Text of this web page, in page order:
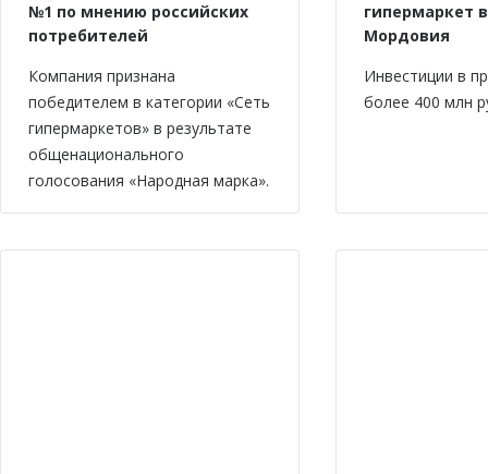
№1 по мнению российских
потребителей
Компания признана
победителем в категории «Сеть
гипермаркетов» в результате
общенационального
голосования «Народная марка».
гипермаркет
Мордовия
Инвестиции в
более 400 млн